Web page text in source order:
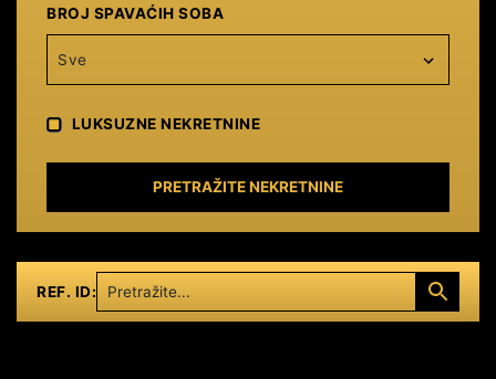
BROJ SPAVAĆIH SOBA
Sve
LUKSUZNE NEKRETNINE
PRETRAŽITE NEKRETNINE
REF. ID: